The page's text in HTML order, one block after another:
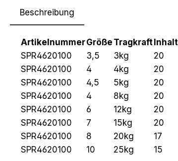
Beschreibung
ArtikelnummerGröße Tragkraft Inhalt
SPR4620100
3,5 3kg
20
SPR4620100
4 4kg
20
SPR4620100
4,5 5kg
20
SPR4620100
4 8kg
20
SPR4620100
6 12kg
20
SPR4620100
7 15kg
20
SPR4620100
8 20kg
17
SPR4620100
10 25kg 15